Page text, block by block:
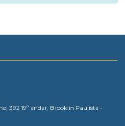
392 19º andar, Brooklin Paulista -